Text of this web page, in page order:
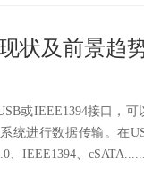
状及前景趋
或IEEE1394接口，
统进行数据传输。在
、IEEE1394、cSATA......